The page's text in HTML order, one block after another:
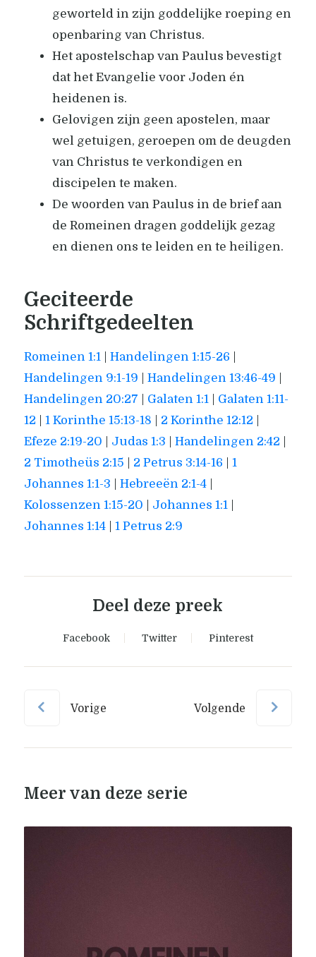
geworteld in zijn goddelijke roeping en
openbaring van Christus.
Het apostelschap van Paulus bevestigt
dat het Evangelie voor Joden én
heidenen is.
Gelovigen zijn geen apostelen, maar
wel getuigen, geroepen om de deugden
van Christus te verkondigen en
discipelen te maken.
De woorden van Paulus in de brief aan
de Romeinen dragen goddelijk gezag
en dienen ons te leiden en te heiligen.
Geciteerde
Schriftgedeelten
Romeinen 1:1| Handelingen 1:15-26
Handelingen 9:1-19
Handelingen 13:46-49
Handelingen 20:27
Galaten 1:1| Galaten 1:11-
12
1 Korinthe 15:13-18 2 Korinthe 12:12
Efeze 2:19-20
Judas 1:3 Handelingen 2:42
2 Timotheüs 2:15
2 Petrus 3:14-16
1
Johannes 1:1-3
Hebreeën 2:1-4|
Kolossenzen 1:15-20
Johannes 1:1|
Johannes 1:14| 1 Petrus 2:9
Deel deze preek
Facebook Twitter Pinterest
Vorige Volgende
Meer van deze serie